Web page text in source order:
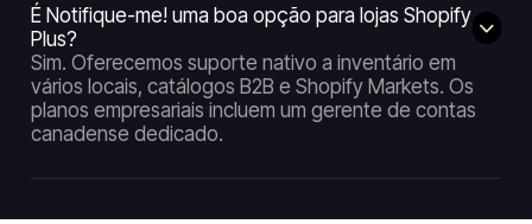
É Notifique-me! uma boa opção para lojas Shopify
Plus?
Sim. Oferecemos suporte nativo a inventário em
vários locais, catálogos B2B e Shopify Markets. Os
planos empresariais incluem um gerente de contas
canadense dedicado.